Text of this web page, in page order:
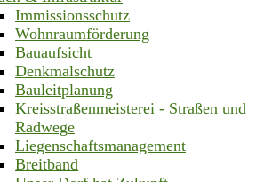
Immissionsschutz
Wohnraumförderung
Bauaufsicht
Denkmalschutz
Bauleitplanung
Kreisstraßenmeisterei - Straßen und
Radwege
Liegenschaftsmanagement
Breitband